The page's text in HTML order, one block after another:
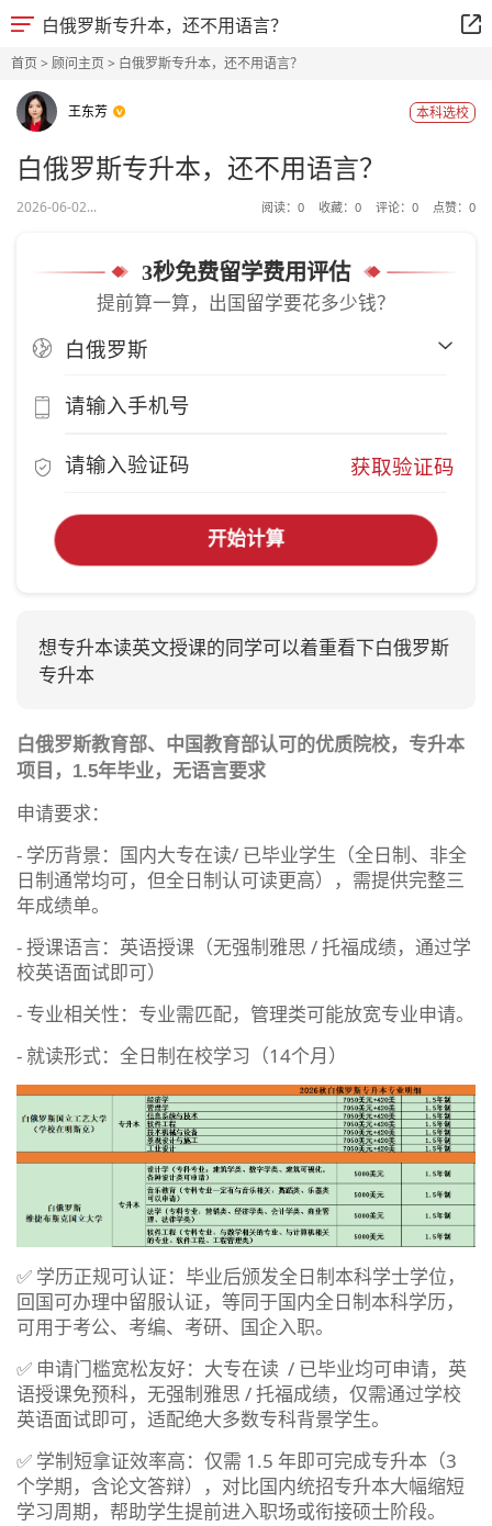
白俄罗斯专升本，还不用语言？
首页> 顾问主页> 白俄罗斯专升本，还不用语言？
王东芳 本科选校
白俄罗斯专升本，还不用语言？
2026-06-02... 阅读： 0 收藏： 0 评论： 0 点赞： 0
3秒免费留学费用评估
提前算一算，出国留学要花多少钱？
获取验证码
开始计算
想专升本读英文授课的同学可以着重看下白俄罗斯
专升本
白俄罗斯教育部、中国教育部认可的优质院校，专升本
项目，1.5年毕业，无语言要求
申请要求：
- 学历背景：国内大专在读/ 已毕业学生（全日制、非全
日制通常均可，但全日制认可读更高），需提供完整三
年成绩单。
- 授课语言：英语授课（无强制雅思 / 托福成绩，通过学
校英语面试即可）
- 专业相关性：专业需匹配，管理类可能放宽专业申请。
- 就读形式：全日制在校学习（14个月）
✅ 学历正规可认证：毕业后颁发全日制本科学士学位，
回国可办理中留服认证，等同于国内全日制本科学历，
可用于考公、考编、考研、国企入职。
✅ 申请门槛宽松友好：大专在读 / 已毕业均可申请，英
语授课免预科，无强制雅思 / 托福成绩，仅需通过学校
英语面试即可，适配绝大多数专科背景学生。
✅ 学制短拿证效率高：仅需 1.5 年即可完成专升本（3
个学期，含论文答辩），对比国内统招专升本大幅缩短
学习周期，帮助学生提前进入职场或衔接硕士阶段。